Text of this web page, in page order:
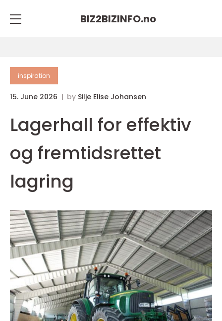
BIZ2BIZINFO.no
inspiration
15. June 2026 by Silje Elise Johansen
Lagerhall for effektiv
og fremtidsrettet
lagring